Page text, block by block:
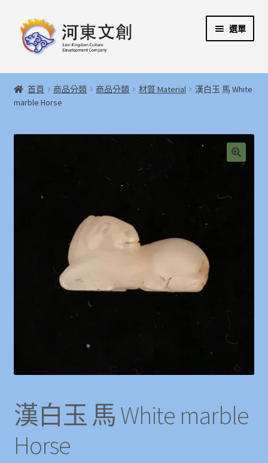
跳
至
跳
至
容
選單
首頁
開
河東文創開發股份有限公司
選
單
河東堂獅子博物館
展
開
子
購物指引
Weglot switcher
首頁 商品分類 商品分類 材質 Material
漢白玉 馬 White
marble Horse
漢白玉 馬 White marble
Horse